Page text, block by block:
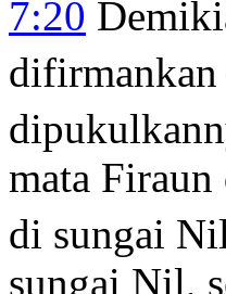
7:20
difirmankan
mata
di sungai
sungai Nil,